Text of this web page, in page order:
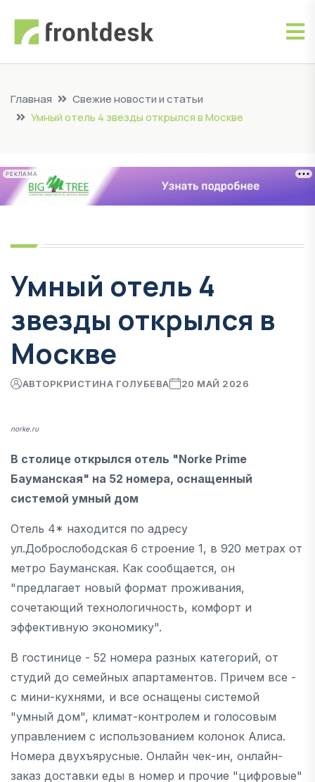
Главная
Свежие новости и статьи
Умный отель 4 звезды открылся в Москве
РЕКЛАМА
Умный отель 4
звезды открылся в
Москве
АВТОРКРИСТИНА ГОЛУБЕВА 20 МАЙ 2026
norke.ru
В столице открылся отель "Norke Prime
Бауманская" на 52 номера, оснащенный
системой умный дом
Отель 4* находится по адресу
ул.Доброслободская 6 строение 1, в 920 метрах от
метро Бауманская. Как сообщается, он
"предлагает новый формат проживания,
сочетающий технологичность, комфорт и
эффективную экономику".
В гостинице - 52 номера разных категорий, от
студий до семейных апартаментов. Причем все -
с мини-кухнями, и все оснащены системой
"умный дом", климат-контролем и голосовым
управлением с использованием колонок Алиса.
Номера двухъярусные. Онлайн чек-ин, онлайн-
заказ доставки еды в номер и прочие "цифровые"